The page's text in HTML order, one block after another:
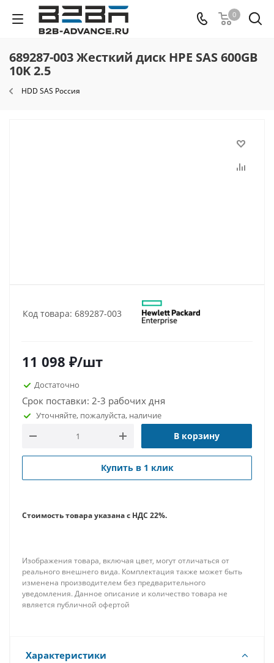
0
689287-003 Жесткий диск HPE SAS 600GB
10K 2.5
HDD SAS Россия
Код товара: 689287-003
11 098 ₽/шт
Достаточно
Срок поставки: 2-3 рабочих дня
Уточняйте, пожалуйста, наличие
В корзину
Купить в 1 клик
Стоимость товара указана с НДС 22%.
Изображения товара, включая цвет, могут отличаться от
реального внешнего вида. Комплектация также может быть
изменена производителем без предварительного
уведомления. Данное описание и количество товара не
является публичной офертой
Характеристики